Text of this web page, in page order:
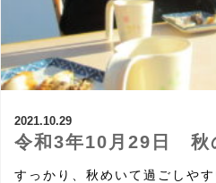
2021.10.29
令和3年10月29日 秋
すっかり、秋めいて過ごしや